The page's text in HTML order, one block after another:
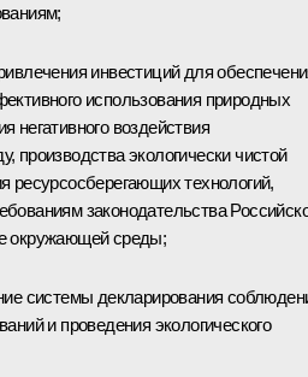
инвестиций для
использования природных
негативного воздействия
производства экологически чистой
ресурсосберегающих технологий,
законодательства
окружающей среды;
системы декларирования
и проведения экологического